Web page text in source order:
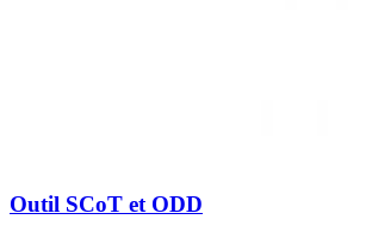
Outil SCoT et ODD